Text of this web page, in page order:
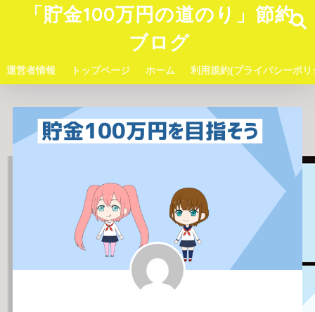
「貯金100万円の道のり」節約
ブログ
運営者情報 トップページ ホーム 利用規約(プライバシーポリ